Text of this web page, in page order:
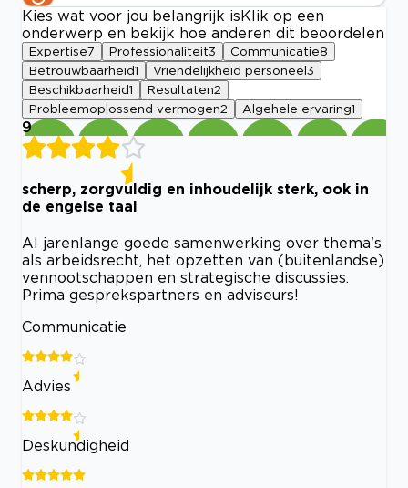
Kies wat voor jou belangrijk is Klik op een
onderwerp en bekijk hoe anderen dit beoordelen
Expertise7 Professionaliteit3 Communicatie8
Betrouwbaarheid1 Vriendelijkheid personeel 3
Beschikbaarheid1 Resultaten2
Probleemoplossend vermogen2 Algehele ervaring1
9
scherp, zorgvuldig en inhoudelijk sterk, ook in
de engelse taal
Al jarenlange goede samenwerking over thema's
als arbeidsrecht, het opzetten van (buitenlandse)
vennootschappen en strategische discussies.
Prima gesprekspartners en adviseurs!
Communicatie
Advies
Deskundigheid